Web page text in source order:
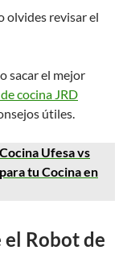
olvides revisar el
sacar el mejor
cocina JRD
útiles.
Ufesa vs
tu Cocina en
el Robot de